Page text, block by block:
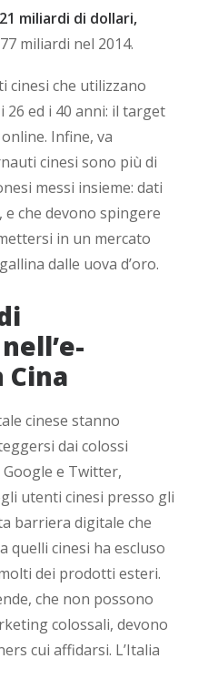
miliardi di dollari,
miliardi nel 2014.
cinesi che utilizzano
ed i 40 anni: il target
Infine, va
cinesi sono più di
messi insieme: dati
che devono spingere
in un mercato
dalle uova d’oro.
Cina
cinese stanno
dai colossi
e Twitter,
utenti cinesi presso gli
barriera digitale che
quelli cinesi ha escluso
dei prodotti esteri.
che non possono
colossali, devono
cui affidarsi. L’Italia